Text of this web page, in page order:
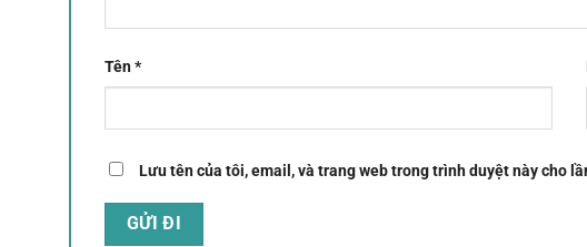
Tên*
Lưu tên của tôi, email, và trang web trong trình duyệt này cho